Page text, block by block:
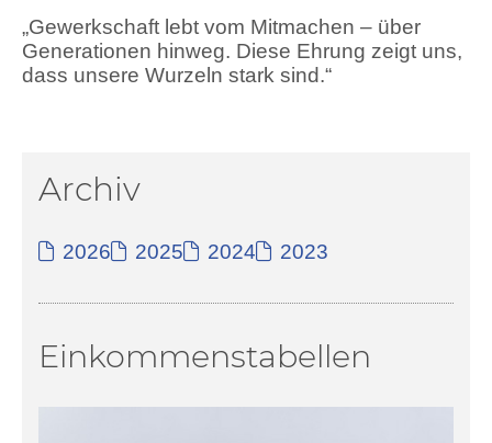
„Gewerkschaft lebt vom Mitmachen – über
Generationen hinweg. Diese Ehrung zeigt uns,
dass unsere Wurzeln stark sind.“
Archiv
2026 2025 2024 2023
Einkommenstabellen